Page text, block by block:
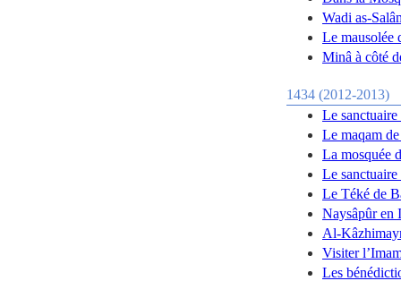
Wadi as-
Le mausolée
Minâ à côté
1434 (2012-2013)
Le
Le maqam
La mosquée
Le
Le Téké de
Naysâpûr en
Al-
Visiter
Les